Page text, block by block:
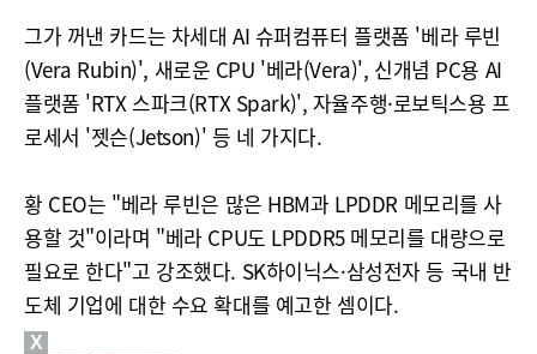
그가 꺼낸 카드는 차세대 AI 슈퍼컴퓨터 플랫폼 '베라 루빈
(Vera Rubin)', 새로운 CPU '베라(Vera)', 신개념 PC용 AI
플랫폼 'RTX 스파크(RTX Spark)', 자율주행·로보틱스용 프
로세서 '젯슨(Jetson)' 등 네 가지다.
황 CEO는 "베라 루빈은 많은 HBM과 LPDDR 메모리를 사
용할 것"이라며 "베라 CPU도 LPDDR5 메모리를 대량으로
필요로 한다"고 강조했다. SK하이닉스·삼성전자 등 국내 반
도체 기업에 대한 수요 확대를 예고한 셈이다.
X